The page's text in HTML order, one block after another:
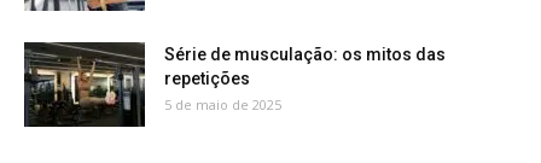
Série de musculação: os mitos das
repetições
5 de maio de 2025